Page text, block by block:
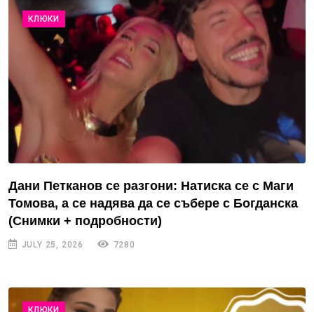
КЛЮКИ
Дани Петканов се разгони: Натиска се с Маги
Томова, а се надява да се събере с Богданска
(Снимки + подробности)
JULY 25, 2026 7280
КЛЮКИ